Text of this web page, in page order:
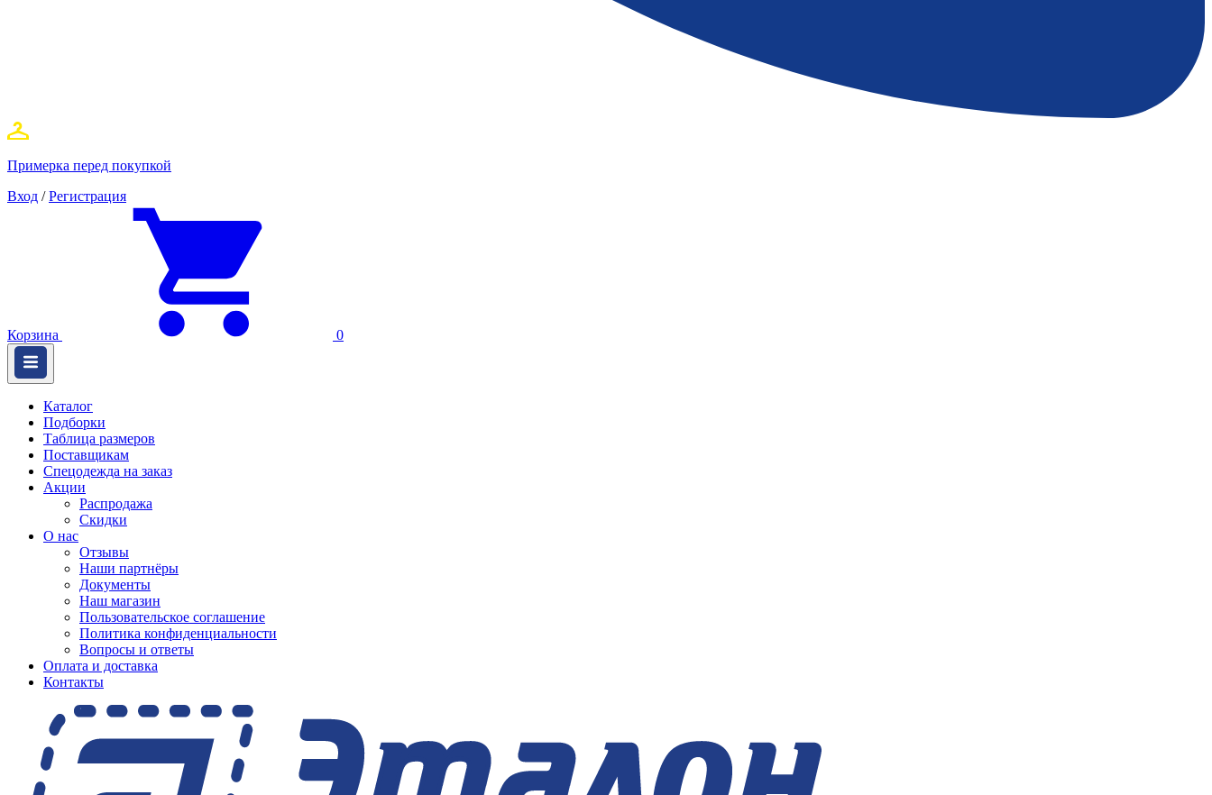
Примерка перед покупкой
Вход / Регистрация
Корзина 0
Каталог
Подборки
Таблица размеров
Поставщикам
Спецодежда на заказ
Акции
Распродажа
Скидки
О нас
Отзывы
Наши партнёры
Документы
Наш магазин
Пользовательское соглашение
Политика конфиденциальности
Вопросы и ответы
Оплата и доставка
Контакты